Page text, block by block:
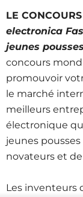
LE CONCOURS
electronica
jeunes
concours
promouvoir
le marché
meilleurs
électronique
jeunes
novateurs et
Les inventeurs